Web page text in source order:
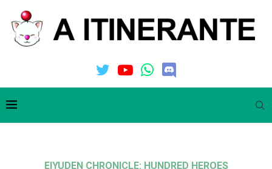
EIYUDEN CHRONICLE: HUNDRED HEROES